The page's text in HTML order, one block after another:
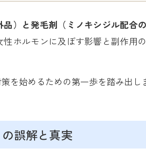
）と発毛剤（ミノキシジル配合の
性ホルモンに及ぼす影響と副作用
を始めるための第一歩を踏み出し
誤解と真実